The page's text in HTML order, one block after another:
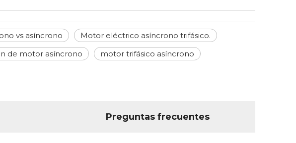
vs asíncrono
Motor eléctrico asíncrono trifásico.
de motor asíncrono
motor trifásico asíncrono
Preguntas frecuentes